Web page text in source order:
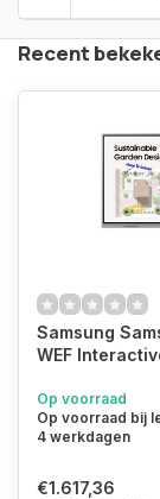
Recent
Samsung
WEF
Op voorraad
Op voorraad bij
4 werkdagen
€1.617,36